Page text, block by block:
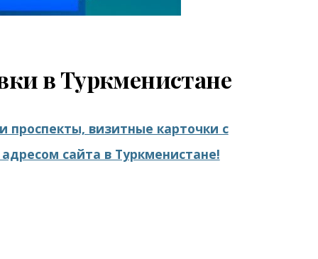
в Туркменистане
визитные карточки с
сайта в Туркменистане!